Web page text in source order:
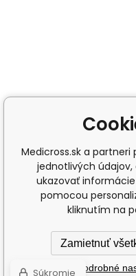
Medicross.sk a partneri
jednotlivých
ukazovať
pomocou
kliknutím na
Zamietnuť
Podrobné
Súkromie